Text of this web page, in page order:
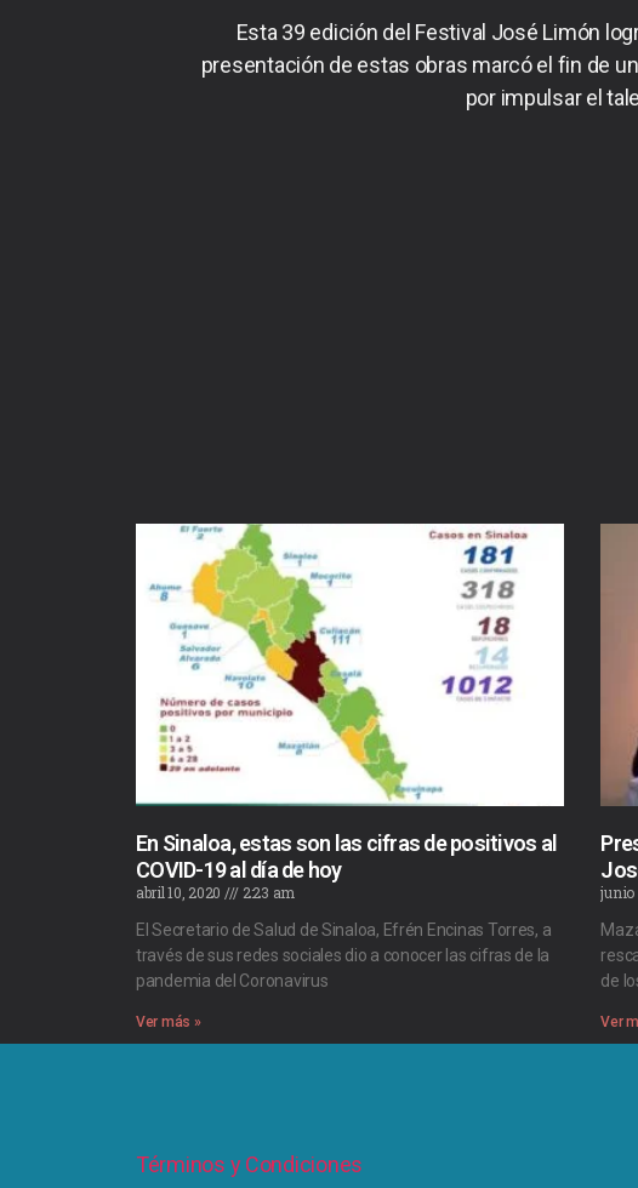
Esta 39 edición del Festival José Limón
presentación de estas obras marcó el fin de
por impulsar el
En Sinaloa, estas son las cifras de positivos al
COVID-19 al día de hoy
abril 10, 2020
2:23 am
El Secretario de Salud de Sinaloa, Efrén Encinas Torres, a
través de sus redes sociales dio a conocer las cifras de la
pandemia del Coronavirus
Ver más »
junio
de
Ver
Términos y Condiciones